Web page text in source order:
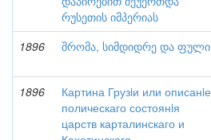
რუსეთის იმპერიას
1896 შრომა, სიმდიდრე და ფული
1896
Картина Грузiи или описанiе
полическаго состоянiя
царств карталинскаго и